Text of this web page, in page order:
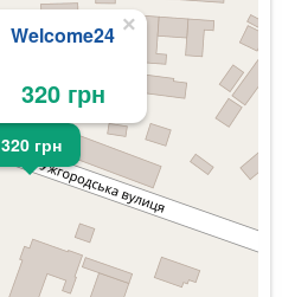
320 грн
Welcome24
320 грн
×